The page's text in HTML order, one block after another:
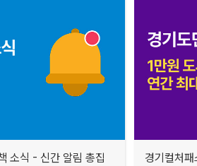
소식 - 신간 알림 총집
경기컬처